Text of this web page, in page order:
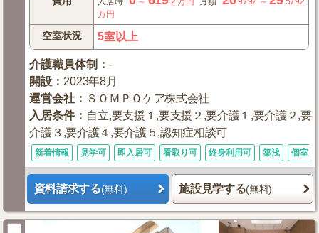
万円
空室状況 5室以上
介護職員体制 ：-
開設 ： 2023年8月
運営会社 ： ＳＯＭＰＯケア株式会社
入居条件： 自立,要支援１,要支援２,要介護１,要介護２,要
介護３,要介護４,要介護５,認知症相談可
新着情報 見学可 即入居可 看取り可 終身利用可 築浅 個室あ
資料請求する(無料) 施設見学する(無料)